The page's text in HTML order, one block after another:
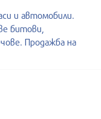
и автомобили.
битови,
Продажба на